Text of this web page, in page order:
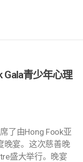
Gala青少年心理
了由Hong Fook亚
晚宴。这次慈善晚
盛大举行。晚宴